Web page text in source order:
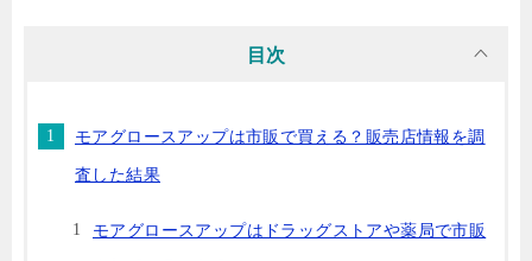
目次
モアグロースアップは市販で買える？販売店情報を調
査した結果
モアグロースアップはドラッグストアや薬局で市販